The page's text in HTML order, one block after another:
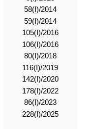
58(Ι)/2014
59(Ι)/2014
105(I)/2016
106(I)/2016
80(I)/2018
116(I)/2019
142(I)/2020
178(I)/2022
86(I)/2023
228(I)/2025